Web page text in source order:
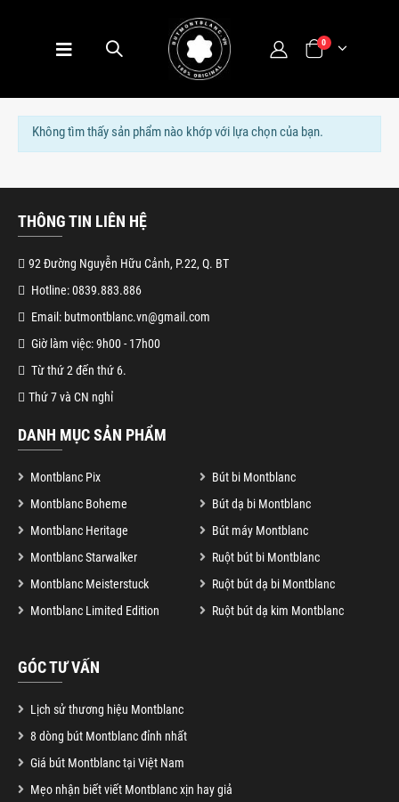
0
Không tìm thấy sản phẩm nào khớp với lựa chọn của bạn.
THÔNG TIN LIÊN HỆ
92 Đường Nguyễn Hữu Cảnh, P.22, Q. BT
Hotline: 0839.883.886
Email: butmontblanc.vn@gmail.com
Giờ làm việc: 9h00 - 17h00
Từ thứ 2 đến thứ 6.
Thứ 7 và CN nghỉ
DANH MỤC SẢN PHẨM
Montblanc Pix
Bút bi Montblanc
Montblanc Boheme
Bút dạ bi Montblanc
Montblanc Heritage
Bút máy Montblanc
Montblanc Starwalker
Ruột bút bi Montblanc
Montblanc Meisterstuck
Ruột bút dạ bi Montblanc
Montblanc Limited Edition
Ruột bút dạ kim Montblanc
GÓC TƯ VẤN
Lịch sử thương hiệu Montblanc
8 dòng bút Montblanc đỉnh nhất
Giá bút Montblanc tại Việt Nam
Mẹo nhận biết viết Montblanc xịn hay giả